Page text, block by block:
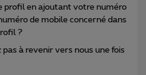
en ajoutant votre numéro
de mobile concerné dans
?
à revenir vers nous une fois